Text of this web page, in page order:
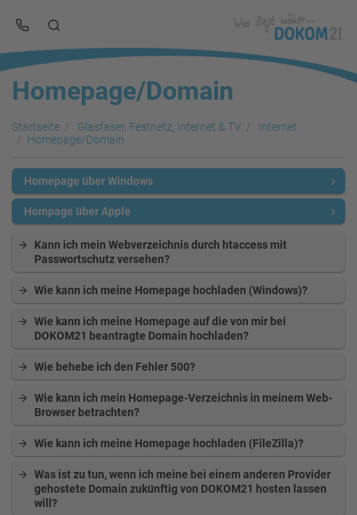
Homepage/Domain
Startseite Glasfaser, Festnetz, Internet & TV
Internet
Homepage/Domain
Homepage über Windows
Hompage über Apple
Kann ich mein Webverzeichnis durch htaccess mit
Passwortschutz versehen?
Wie kann ich meine Homepage hochladen (Windows)?
Wie kann ich meine Homepage auf die von mir bei
DOKOM21 beantragte Domain hochladen?
Wie behebe ich den Fehler 500?
Wie kann ich mein Homepage-Verzeichnis in meinem Web-
Browser betrachten?
Wie kann ich meine Homepage hochladen (FileZilla)?
Was ist zu tun, wenn ich meine bei einem anderen Provider
gehostete Domain zukünftig von DOKOM21 hosten lassen
will?